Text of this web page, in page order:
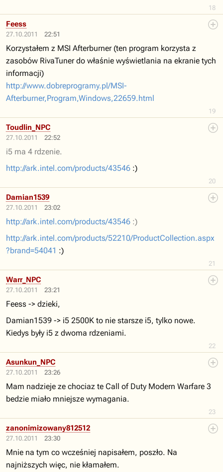
18
27.10.2011 22:51
19
Feess
Korzystałem z MSI Afterburner (ten program korzysta z
zasobów RivaTuner do właśnie wyświetlania na ekranie tych
informacji)
http://www.dobreprogramy.pl/MSI-
Afterburner,Program,Windows,22659.html
27.10.2011 22:52
20
Toudlin_NPC
i5 ma 4 rdzenie.
http://ark.intel.com/products/43546 :)
27.10.2011 23:02
21
Damian1539
http://ark.intel.com/products/43546 :)
http://ark.intel.com/products/52210/ProductCollection.aspx
?brand=54041 :)
27.10.2011 23:21
22
Warr_NPC
Feess -> dzieki,
Damian1539 -> i5 2500K to nie starsze i5, tylko nowe.
Kiedys były i5 z dwoma rdzeniami.
27.10.2011 23:26
23
Asunkun_NPC
Mam nadzieje ze chociaz te Call of Duty Modern Warfare 3
bedzie miało mniejsze wymagania.
27.10.2011 23:30
zanonimizowany812512
Mnie na tym co wcześniej napisałem, poszło. Na
najniższych więc, nie kłamałem.